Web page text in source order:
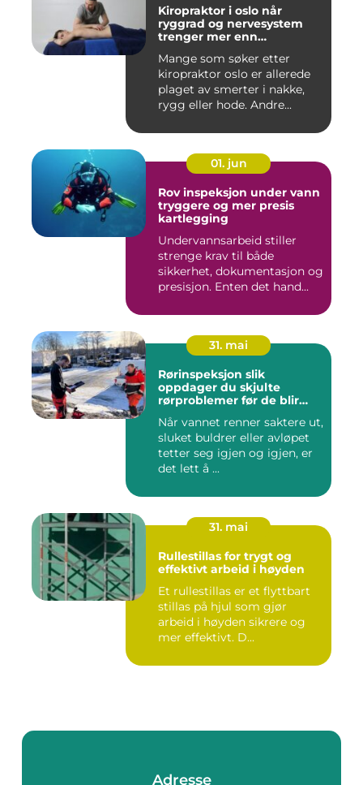
Kiropraktor i oslo når
ryggrad og nervesystem
trenger mer enn
Mange som søker etter
kiropraktor oslo er allerede
plaget av smerter i nakke,
rygg eller hode. Andre...
01. jun
Rov inspeksjon under vann
tryggere og mer presis
kartlegging
Undervannsarbeid stiller
strenge krav til både
sikkerhet, dokumentasjon og
presisjon. Enten det hand...
31. mai
Rørinspeksjon slik
oppdager du skjulte
rørproblemer før de blir
Når vannet renner saktere ut,
sluket buldrer eller avløpet
tetter seg igjen og igjen, er
det lett å ...
31. mai
Rullestillas for trygt og
effektivt arbeid i høyden
Et rullestillas er et flyttbart
stillas på hjul som gjør
arbeid i høyden sikrere og
mer effektivt. D...
Adresse